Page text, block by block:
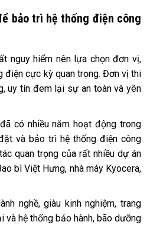
bảo trì hệ thống điện công
nguy hiểm nên lựa chọn đơn vị,
điện cực kỳ quan trọng. Đơn vị thi
uy tín đem lại sự an toàn và yên
có nhiều năm hoạt động trong
và bảo trì hệ thống điện công
quan trọng của rất nhiều dự án
bì Việt Hưng, nhà máy Kyocera,
nghề, giàu kinh nghiệm, trang
và hệ thống bảo hành, bão dưỡng